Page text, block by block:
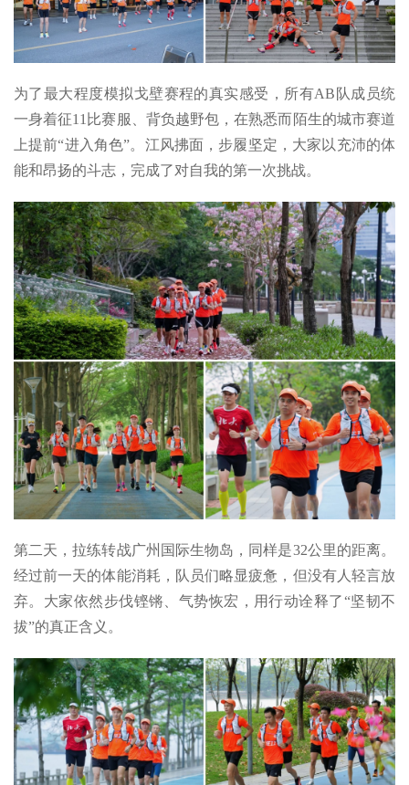
为了最大程度模拟戈壁赛程的真实感受，所有AB队成员统
一身着征11比赛服、背负越野包，在熟悉而陌生的城市赛道
上提前“进入角色”。江风拂面，步履坚定，大家以充沛的体
能和昂扬的斗志，完成了对自我的第一次挑战。
第二天，拉练转战广州国际生物岛，同样是32公里的距离。
经过前一天的体能消耗，队员们略显疲惫，但没有人轻言放
弃。大家依然步伐铿锵、气势恢宏，用行动诠释了“坚韧不
拔”的真正含义。